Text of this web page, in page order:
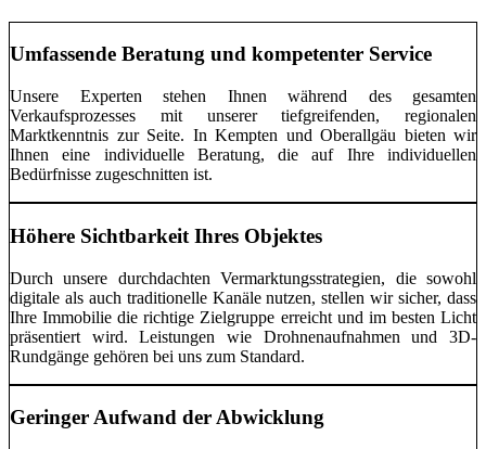
Umfassende Beratung und kompetenter Service
Unsere Experten stehen Ihnen während des gesamten
Verkaufsprozesses mit unserer tiefgreifenden, regionalen
Marktkenntnis zur Seite. In Kempten und Oberallgäu bieten wir
Ihnen eine individuelle Beratung, die auf Ihre individuellen
Bedürfnisse zugeschnitten ist.
Höhere Sichtbarkeit Ihres Objektes
Durch unsere durchdachten Vermarktungsstrategien, die sowohl
digitale als auch traditionelle Kanäle nutzen, stellen wir sicher, dass
Ihre Immobilie die richtige Zielgruppe erreicht und im besten Licht
präsentiert wird. Leistungen wie Drohnenaufnahmen und 3D-
Rundgänge gehören bei uns zum Standard.
Geringer Aufwand der Abwicklung